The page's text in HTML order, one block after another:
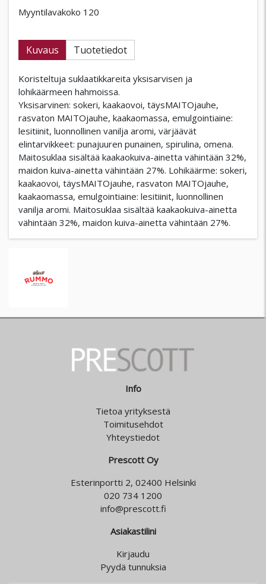
Myyntilavakoko 120
Kuvaus Tuotetiedot
Koristeltuja suklaatikkareita yksisarvisen ja
lohikäärmeen hahmoissa.
Yksisarvinen: sokeri, kaakaovoi, täysMAITOjauhe,
rasvaton MAITOjauhe, kaakaomassa, emulgointiaine:
lesitiinit, luonnollinen vanilja aromi, värjäävät
elintarvikkeet: punajuuren punainen, spirulina, omena.
Maitosuklaa sisältää kaakaokuiva-ainetta vähintään 32%,
maidon kuiva-ainetta vähintään 27%. Lohikäärme: sokeri,
kaakaovoi, täysMAITOjauhe, rasvaton MAITOjauhe,
kaakaomassa, emulgointiaine: lesitiinit, luonnollinen
vanilja aromi. Maitosuklaa sisältää kaakaokuiva-ainetta
vähintään 32%, maidon kuiva-ainetta vähintään 27%.
Info
Tietoa yrityksestä
Toimitusehdot
Yhteystiedot
Prescott Oy
Esterinportti 2, 02400 Helsinki
020 734 1200
info@prescott.fi
Asiakastilini
Kirjaudu
Pyydä tunnuksia